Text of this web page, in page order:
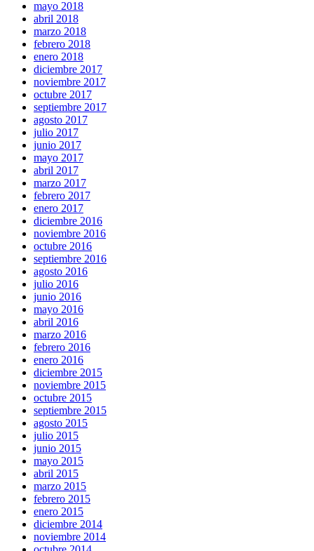
mayo 2018
abril 2018
marzo 2018
febrero 2018
enero 2018
diciembre 2017
noviembre 2017
octubre 2017
septiembre 2017
agosto 2017
julio 2017
junio 2017
mayo 2017
abril 2017
marzo 2017
febrero 2017
enero 2017
diciembre 2016
noviembre 2016
octubre 2016
septiembre 2016
agosto 2016
julio 2016
junio 2016
mayo 2016
abril 2016
marzo 2016
febrero 2016
enero 2016
diciembre 2015
noviembre 2015
octubre 2015
septiembre 2015
agosto 2015
julio 2015
junio 2015
mayo 2015
abril 2015
marzo 2015
febrero 2015
enero 2015
diciembre 2014
noviembre 2014